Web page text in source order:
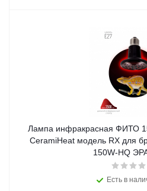
Лампа инфракрасная ФИТО
CeramiHeat модель RX для
150W-НQ
Есть в